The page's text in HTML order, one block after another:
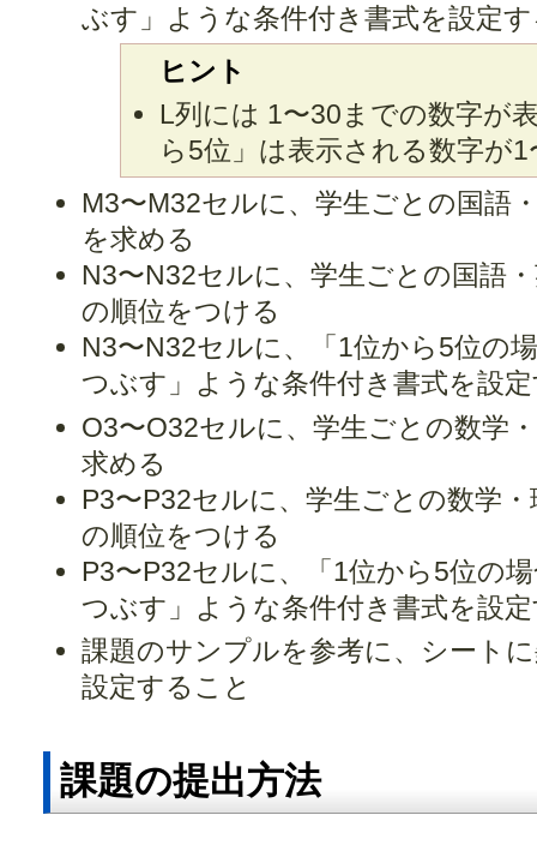
ぶす」ような条件付き書式を設定
ヒント
L列には 1〜30までの数字が
ら5位」は表示される数字が
M3〜M32セルに、学生ごとの国語
を求める
N3〜N32セルに、学生ごとの国語
の順位をつける
N3〜N32セルに、「1位から5位の
つぶす」ような条件付き書式を設
O3〜O32セルに、学生ごとの数学
求める
P3〜P32セルに、学生ごとの数学
の順位をつける
P3〜P32セルに、「1位から5位の
つぶす」ような条件付き書式を設
課題のサンプルを参考に、シート
設定すること
課題の提出方法